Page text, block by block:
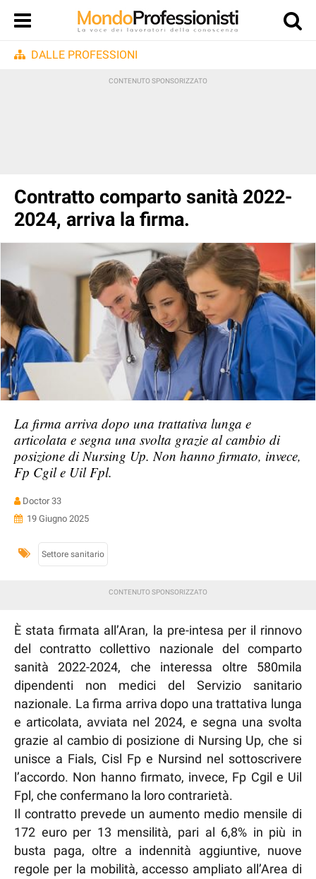
DALLE PROFESSIONI
Contratto comparto sanità 2022-
2024, arriva la firma.
La firma arriva dopo una trattativa lunga e
articolata e segna una svolta grazie al cambio di
posizione di Nursing Up. Non hanno firmato, invece,
Fp Cgil e Uil Fpl.
Doctor 33
19 Giugno 2025
Settore sanitario
È stata firmata all’Aran, la pre-intesa per il rinnovo
del contratto collettivo nazionale del comparto
sanità 2022-2024, che interessa oltre 580mila
dipendenti non medici del Servizio sanitario
nazionale. La firma arriva dopo una trattativa lunga
e articolata, avviata nel 2024, e segna una svolta
grazie al cambio di posizione di Nursing Up, che si
unisce a Fials, Cisl Fp e Nursind nel sottoscrivere
l’accordo. Non hanno firmato, invece, Fp Cgil e Uil
Fpl, che confermano la loro contrarietà.
Il contratto prevede un aumento medio mensile di
172 euro per 13 mensilità, pari al 6,8% in più in
busta paga, oltre a indennità aggiuntive, nuove
regole per la mobilità, accesso ampliato all’Area di